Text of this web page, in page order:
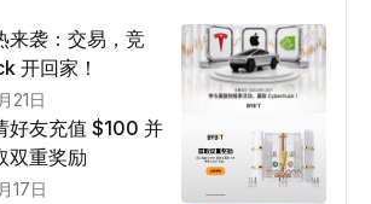
来袭：交易，竞
开回家！
21日
好友充值 $100 并
双重奖励
17日